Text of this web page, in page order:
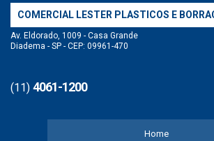
COMERCIAL LESTER PLASTICOS E
Av. Eldorado, 1009 - Casa Grande
Diadema - SP - CEP: 09961-470
(11) 4061-1200
Home